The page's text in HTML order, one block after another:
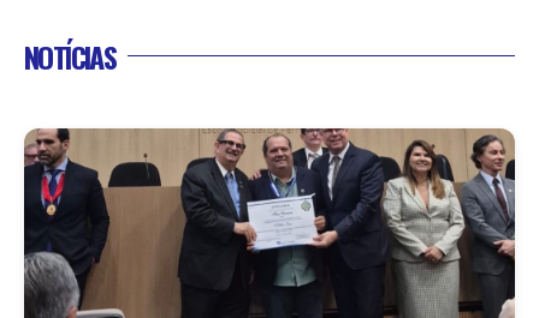
NOTÍCIAS